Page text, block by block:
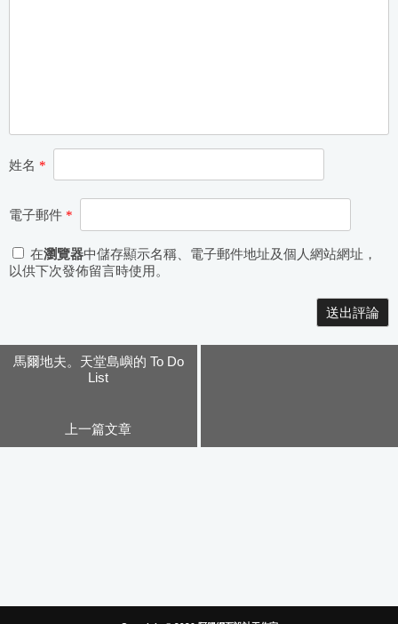
姓名 *
電子郵件 *
在瀏覽器中儲存顯示名稱、電子郵件地址及個人網站網址，
以供下次發佈留言時使用。
馬爾地夫。天堂島嶼的 To Do
List
上一篇文章